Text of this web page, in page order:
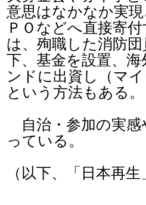
意思はなかなか実
ＰＯなどへ直接寄
は、殉職した消防
下、基金を設置、
ンドに出資し（マ
という方法もある。
自治・参加の実感
っている。
（以下、「日本再